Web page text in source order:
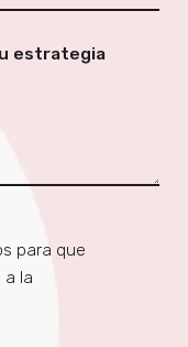
estrategia
para que
la